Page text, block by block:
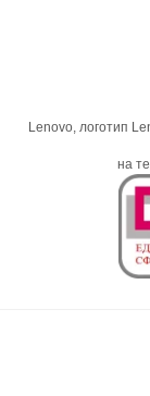
Lenovo, логотип
на